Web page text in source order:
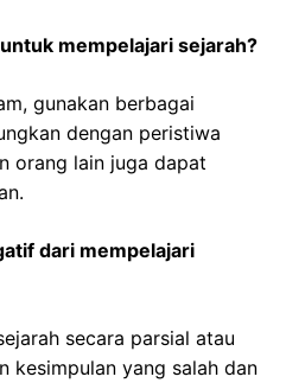
mempelajari sejarah?
gunakan berbagai
dengan peristiwa
orang lain juga dapat
dari mempelajari
secara parsial atau
kesimpulan yang salah dan